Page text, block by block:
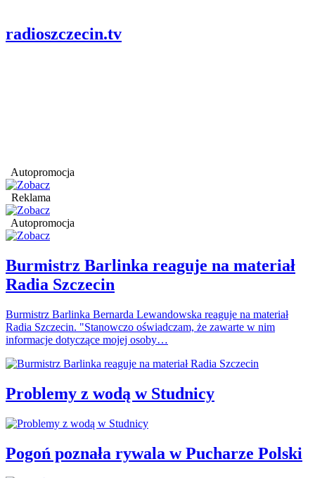
radioszczecin.tv
Autopromocja
Reklama
Autopromocja
Burmistrz Barlinka reaguje na materiał
Radia Szczecin
Burmistrz Barlinka Bernarda Lewandowska reaguje na materiał
Radia Szczecin. "Stanowczo oświadczam, że zawarte w nim
informacje dotyczące mojej osoby…
Problemy z wodą w Studnicy
Pogoń poznała rywala w Pucharze Polski